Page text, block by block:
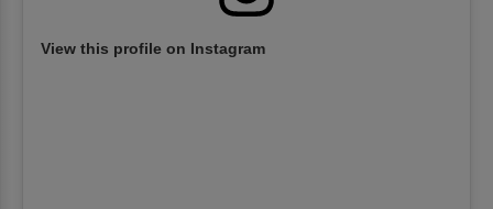
View this profile on Instagram